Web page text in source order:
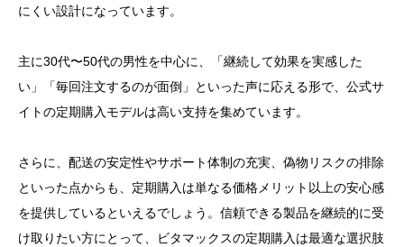
にくい設計になっています。
主に30代〜50代の男性を中心に、「継続して効果を実感した
い」「毎回注文するのが面倒」といった声に応える形で、公式サ
イトの定期購入モデルは高い支持を集めています。
さらに、配送の安定性やサポート体制の充実、偽物リスクの排除
といった点からも、定期購入は単なる価格メリット以上の安心感
を提供しているといえるでしょう。信頼できる製品を継続的に受
け取りたい方にとって、ビタマックスの定期購入は最適な選択肢